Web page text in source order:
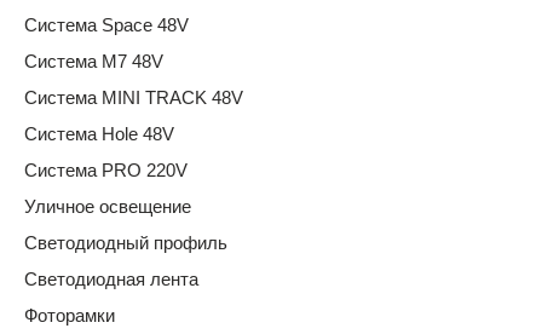
Система Space 48V
Система M7 48V
Система MINI TRACK 48V
Система Hole 48V
Система PRO 220V
Уличное освещение
Светодиодный профиль
Светодиодная лента
Фоторамки